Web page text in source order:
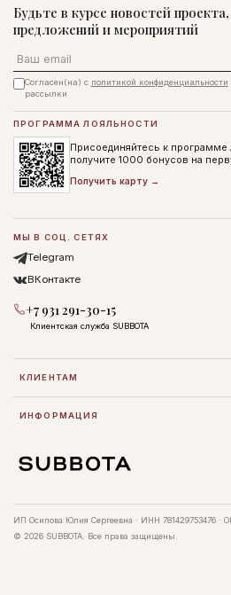
Будьте в курсе новостей
предложений и мероприятий
Email
Согласен(на) с политикой конфиденциальности
рассылки
КЛИЕНТАМ
ИНФОРМАЦИЯ
ПРОГРАММА ЛОЯЛЬНОСТИ
Присоединяйтесь к программе
получите 1000 бонусов на
Получить карту →
МЫ В СОЦ. СЕТЯХ
Telegram
ВКонтакте
+7 931 291-30-15
Клиентская служба SUBBOTA
ИП Осипова Юлия Сергеевна · ИНН 781429753476 ·
© 2026 SUBBOTA. Все права защищены.